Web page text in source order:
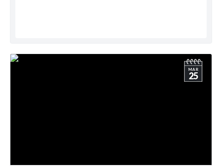
MAR
25